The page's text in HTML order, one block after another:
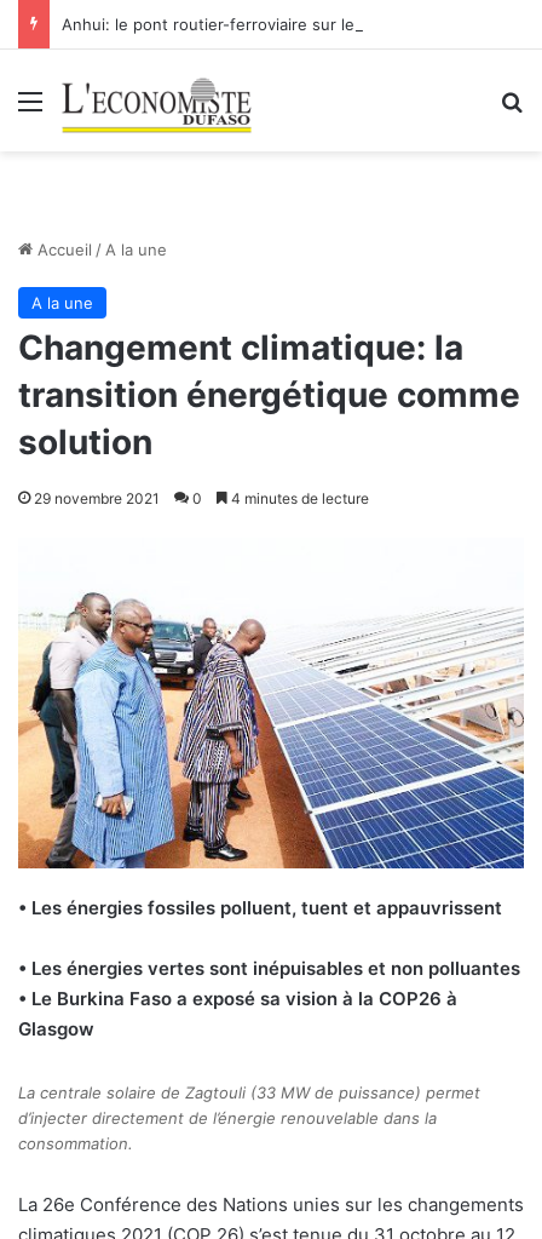
Menu
Accueil / A la une
A la une
Changement climatique: la
transition énergétique comme
solution
29 novembre 2021 0 4 minutes de lecture
• Les énergies fossiles polluent, tuent et appauvrissent
• Les énergies vertes sont inépuisables et non polluantes
• Le Burkina Faso a exposé sa vision à la COP26 à
Glasgow
La centrale solaire de Zagtouli (33 MW de puissance) permet
d’injecter directement de l’énergie renouvelable dans la
consommation.
La 26e Conférence des Nations unies sur les changements
climatiques 2021 (COP 26) s’est tenue du 31 octobre au 12